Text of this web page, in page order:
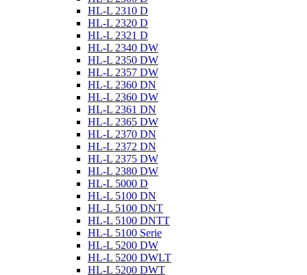
HL-L 2310 D
HL-L 2320 D
HL-L 2321 D
HL-L 2340 DW
HL-L 2350 DW
HL-L 2357 DW
HL-L 2360 DN
HL-L 2360 DW
HL-L 2361 DN
HL-L 2365 DW
HL-L 2370 DN
HL-L 2372 DN
HL-L 2375 DW
HL-L 2380 DW
HL-L 5000 D
HL-L 5100 DN
HL-L 5100 DNT
HL-L 5100 DNTT
HL-L 5100 Serie
HL-L 5200 DW
HL-L 5200 DWLT
HL-L 5200 DWT